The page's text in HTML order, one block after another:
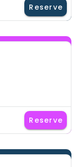
Reserve
Reserve